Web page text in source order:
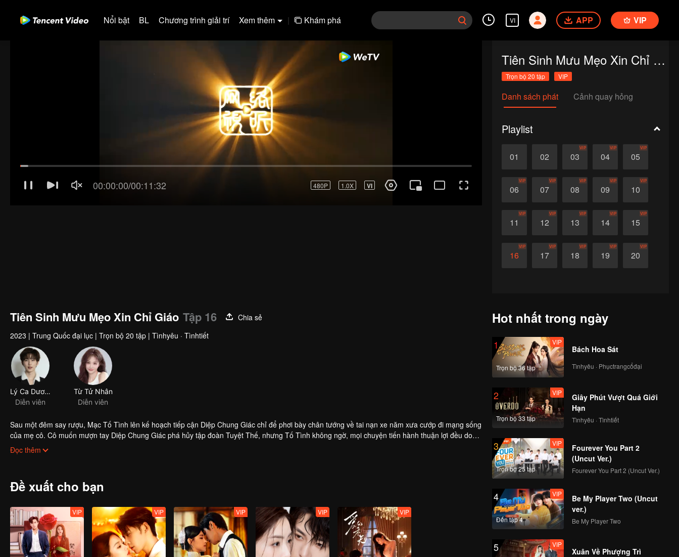
Nổi bật BL Chương trình giải trí Xem thêm | Khám phá VI APP VIP
Tiên Sinh Mưu Mẹo Xin Chỉ Giáo
Trọn bộ 20 tập VIP
Danh sách phát Cảnh quay hỏng
Playlist
01 02 03
VIP
04
VIP
05
VIP
06
VIP
07
VIP
08
VIP
09
VIP
10
VIP
11
VIP
12
VIP
13
VIP
14
VIP
15
VIP
16
VIP
17
VIP
18
VIP
19
VIP
20
VIP
Tiên Sinh Mưu Mẹo Xin Chỉ Giáo Tập 16
Chia sẻ
2023 | Trung Quốc đại lục | Trọn bộ 20 tập | Tìnhyêu · Tìnhtiết
Lý Ca Dương
Diễn viên
Từ Tử Nhân
Diễn viên
Sau một đêm say rượu, Mạc Tố Tình lên kế hoạch tiếp cận Diệp Chung Giác chỉ để phơi bày chân tướng về tai nạn xe năm xưa cướp đi mạng sống
của mẹ cô. Cô muốn mượn tay Diệp Chung Giác phá hủy tập đoàn Tuyệt Thế, nhưng Tố Tình không ngờ, mọi chuyện tiến hành thuận lợi đều do
vô vàn kế hoạch của Diệp Chung Giác sắp xếp. Thỏ trắng xảo quyệt Mạc Tố Tình và sói xám thật thà Diệp Chung Giác, hai người đều lên kế
hoạch tiếp cận nhau, ngồi chờ người kia sa chân vào “chiếc bẫy” tình yêu. Nhưng cả hai đều không biết, trong trò chơi tình cảm này, hai người đều
Đọc thêm
Đề xuất cho bạn
VIP VIP VIP VIP VIP
Hot nhất trong ngày
1
Trọn bộ 36 tập
VIP
Bách Hoa Sát
Tìnhyêu · Phụctrangcổđại
2
Trọn bộ 33 tập
VIP
Giây Phút Vượt Quá Giới
Hạn
Tìnhyêu · Tìnhtiết
3
Trọn bộ 25 tập
VIP
Fourever You Part 2
(Uncut Ver.)
Fourever You Part 2 (Uncut Ver.)
4
Đến tập 4
VIP
Be My Player Two (Uncut
ver.)
Be My Player Two
5 VIP
Xuân Về Phượng Trì